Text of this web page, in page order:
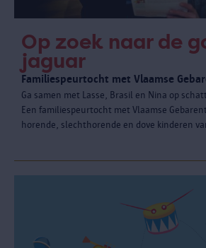
Op zoek naar de
jaguar
Familiespeurtocht met Vlaamse
Ga samen met Lasse, Brasil en Nina op
Een familiespeurtocht met Vlaamse
horende, slechthorende en dove kinderen